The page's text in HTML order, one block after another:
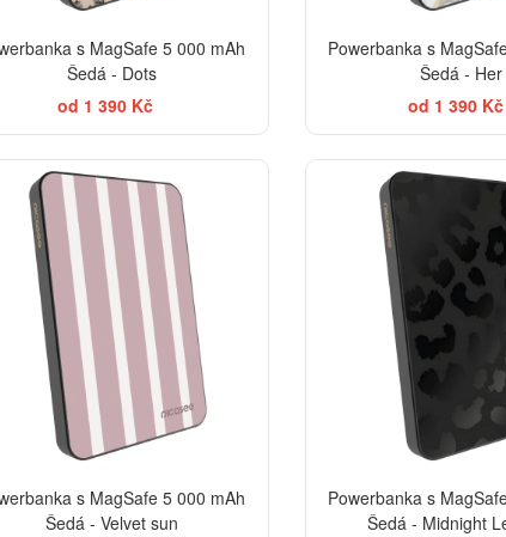
s MagSafe 5 000 mAh
Šedá - Dots
od 1 390 Kč
Powerbanka s
Šedá - Her
od 1 390 Kč
s MagSafe 5 000 mAh
Šedá - Velvet sun
Powerbanka s
Šedá - Midnight